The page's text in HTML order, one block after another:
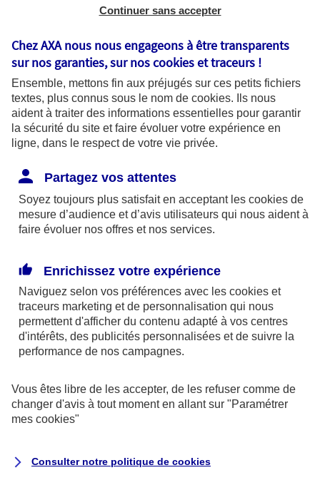
Sièges sociaux : 313 Terrasses de l’Arche –
Coordonnées de l'Autorité de contrôle
prudentiel et de résolution (ACPR) : - 4
Place de Budapest - CS 92459 - 75436
Paris Cedex 09. Le détail des procédures de
recours et de réclamation et les
disponibles sur le site axa.fr.
AXA France IARD et AXA France Vie sont
mandataires exclusifs en opérations de
246 et n°13 005 764 (consultable
surwww.orias.fr)
AXA Assistance France Assurances,
S.A au capital de 51 429 430,40 €,
Siège social :
8-10, rue Paul Vaillant Couturier
Continuer sans accepter
Chez AXA nous nous engageons à être transparents
sur nos garanties, sur noscookies et traceurs !
Ensemble, mettons fin aux préjugés sur ces petits fichiers
textes, plus connus sous le nom de cookies. Ils nous
aident à traiter des informations essentielles pour garantir
la sécurité du site et faire évoluer votre expérience en
ligne, dans le respect de votre vie privée.
Partagez vos attentes
Soyez toujours plus satisfait en acceptant les cookies de
mesure d’audience et d’avis utilisateurs qui nous aident à
faire évoluer nos offres et nos services.
Enrichissez votre expérience
Naviguez selon vos préférences avec les cookies et
traceurs marketing et de personnalisation qui nous
permettent d'afficher du contenu adapté à vos centres
d'intérêts, des publicités personnalisées et de suivre la
performance de nos campagnes.
Vous êtes libre de les accepter, de les refuser comme de
changer d'avis à tout moment en allant sur "Paramétrer
mes cookies"
Consulter notre politique de cookies